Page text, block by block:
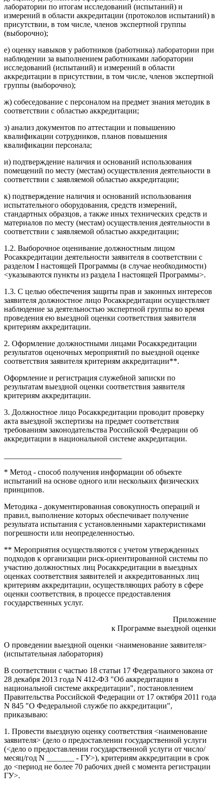
лаборатории по итогам исследований (испытаний) и
измерений в области аккредитации (протоколов испытаний) в
присутствии, в том числе, членов экспертной группы
(выборочно);
е) оценку навыков у работников (работника) лаборатории при
наблюдении за выполнением работниками лаборатории
исследований (испытаний) и измерений в области
аккредитации в присутствии, в том числе, членов экспертной
группы (выборочно);
ж) собеседование с персоналом на предмет знания методик в
соответствии с областью аккредитации;
з) анализ документов по аттестации и повышению
квалификации сотрудников, планов повышения
квалификации персонала;
и) подтверждение наличия и оснований использования
помещений по месту (местам) осуществления деятельности в
соответствии с заявляемой областью аккредитации;
к) подтверждение наличия и оснований использования
испытательного оборудования, средств измерений,
стандартных образцов, а также иных технических средств и
материалов по месту (местам) осуществления деятельности в
соответствии с заявляемой областью аккредитации;
1.2. Выборочное оценивание должностным лицом
Росаккредитации деятельности заявителя в соответствии с
разделом I настоящей Программы (в случае необходимости)
<указываются пункты из раздела I настоящей Программы>.
1.3. С целью обеспечения защиты прав и законных интересов
заявителя должностное лицо Росаккредитации осуществляет
наблюдение за деятельностью экспертной группы во время
проведения ею выездной оценки соответствия заявителя
критериям аккредитации.
2. Оформление должностными лицами Росаккредитации
результатов оценочных мероприятий по выездной оценке
соответствия заявителя критериям аккредитации**.
Оформление и регистрация служебной записки по
результатам выездной оценки соответствия заявителя
критериям аккредитации.
3. Должностное лицо Росаккредитации проводит проверку
акта выездной экспертизы на предмет соответствия
требованиям законодательства Российской Федерации об
аккредитации в национальной системе аккредитации.
* Метод - способ получения информации об объекте
испытаний на основе одного или нескольких физических
принципов.
Методика - документированная совокупность операций и
правил, выполнение которых обеспечивает получение
результата испытания с установленными характеристиками
погрешности или неопределенностью.
** Мероприятия осуществляются с учетом утвержденных
подходов к организации риск-ориентированной системы по
участию должностных лиц Росаккредитации в выездных
оценках соответствия заявителей и аккредитованных лиц
критериям аккредитации, осуществляющих работу в сфере
оценки соответствия, в процессе предоставления
государственных услуг.
Приложение
к Программе выездной оценки
О проведении выездной оценки <наименование заявителя>
(испытательная лаборатория)
В соответствии с частью 18 статьи 17 Федерального закона от
28 декабря 2013 года N 412-ФЗ "Об аккредитации в
национальной системе аккредитации", постановлением
Правительства Российской Федерации от 17 октября 2011 года
N 845 "О Федеральной службе по аккредитации",
приказываю:
1. Провести выездную оценку соответствия <наименование
заявителя> (дело о предоставлении государственной услуги
(<дело о предоставлении государственной услуги от число/
месяц/год N _______ - ГУ>), критериям аккредитации в срок
до <период не более 70 рабочих дней с момента регистрации
ГУ>.